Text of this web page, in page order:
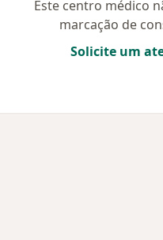
Este centro médico
marcação de
Solicite um